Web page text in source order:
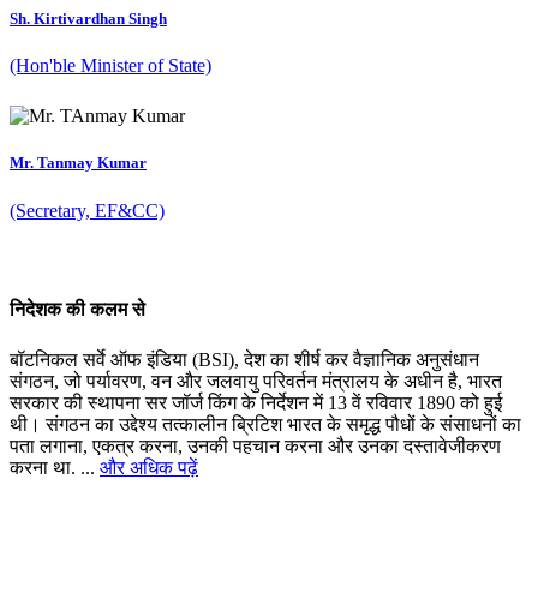
Sh. Kirtivardhan Singh
(Hon'ble Minister of State)
Mr. Tanmay Kumar
(Secretary, EF&CC)
निदेशक की कलम से
बॉटनिकल सर्वे ऑफ इंडिया (BSI), देश का शीर्ष कर वैज्ञानिक अनुसंधान
संगठन, जो पर्यावरण, वन और जलवायु परिवर्तन मंत्रालय के अधीन है, भारत
सरकार की स्थापना सर जॉर्ज किंग के निर्देशन में 13 वें रविवार 1890 को हुई
थी। संगठन का उद्देश्य तत्कालीन ब्रिटिश भारत के समृद्ध पौधों के संसाधनों का
पता लगाना, एकत्र करना, उनकी पहचान करना और उनका दस्तावेजीकरण
करना था. ... और अधिक पढ़ें